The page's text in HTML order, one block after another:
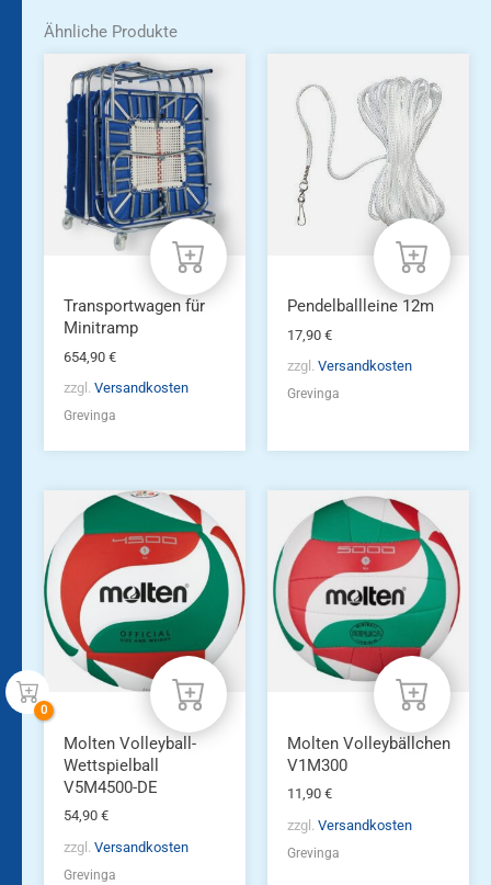
Ähnliche Produkte
Transportwagen für
Minitramp
654,90 €
zzgl. Versandkosten
Grevinga
Pendelballleine 12m
17,90 €
zzgl. Versandkosten
Grevinga
Molten Volleyball-
Wettspielball
V5M4500-DE
54,90 €
zzgl. Versandkosten
Grevinga
Molten Volleybällchen
V1M300
11,90 €
zzgl. Versandkosten
Grevinga